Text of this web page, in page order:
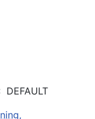
DEFAULT